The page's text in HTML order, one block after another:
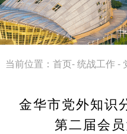
当前位置： 首页-统战工作-
金华市党外知识
第二届会